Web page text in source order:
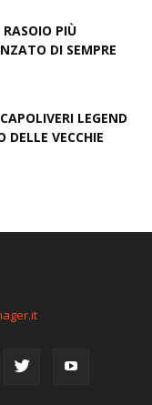
PIÙ
DI SEMPRE
LEGEND
DELLE VECCHIE